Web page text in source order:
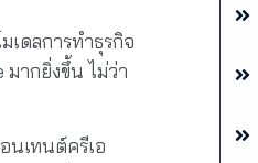
เดลการทำธุรกิจ
มากยิ่งขึ้น ไม่ว่า
นเทนต์ครีเอ